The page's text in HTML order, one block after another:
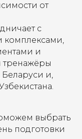
от
с
комплексами,
и
тренажёры
Беларуси и,
выбрать
подготовки